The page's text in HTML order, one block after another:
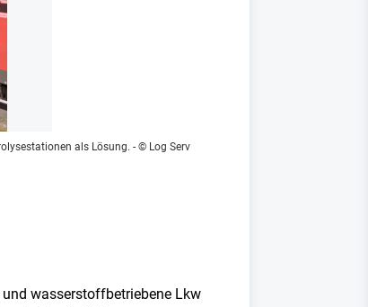
als Lösung. - © Log Serv
wasserstoffbetriebene Lkw